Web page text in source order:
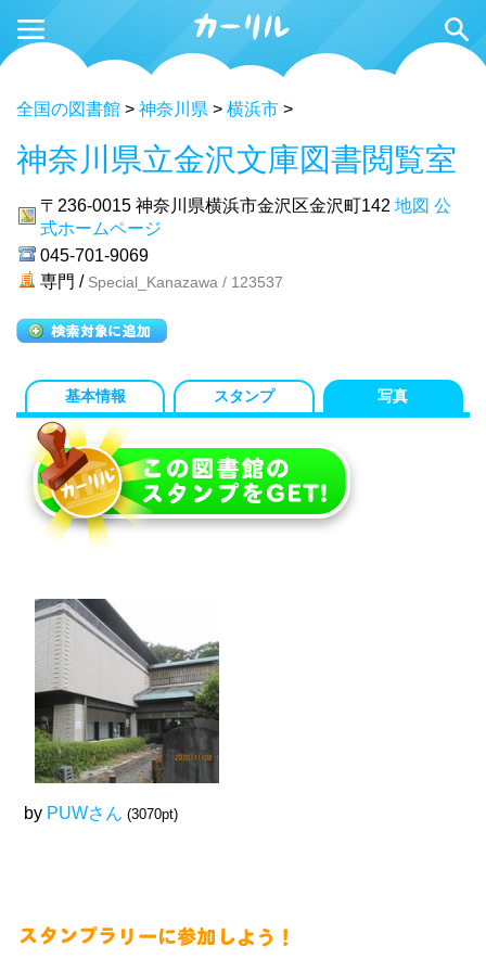
全国の図書館 > 神奈川県 > 横浜市 >
神奈川県立金沢文庫図書閲覧室
〒236-0015 神奈川県横浜市金沢区金沢町142 地図 公
式ホームページ
045-701-9069
専門 / Special_Kanazawa / 123537
基本情報 スタンプ 写真
by PUWさん (3070pt)